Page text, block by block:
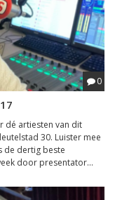
0
dé artiesten van dit
30. Luister mee
de dertig beste
door presentator...